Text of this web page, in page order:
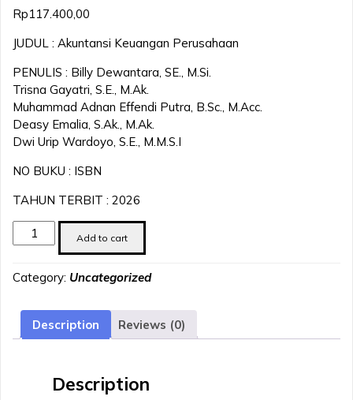
Rp117.400,00
JUDUL : Akuntansi Keuangan Perusahaan
PENULIS : Billy Dewantara, SE., M.Si.
Trisna Gayatri, S.E., M.Ak.
Muhammad Adnan Effendi Putra, B.Sc., M.Acc.
Deasy Emalia, S.Ak., M.Ak.
Dwi Urip Wardoyo, S.E., M.M.S.I
NO BUKU : ISBN
TAHUN TERBIT : 2026
Akuntansi
Keuangan
quantity
Add to cart
Category: Uncategorized
Description Reviews (0)
Description